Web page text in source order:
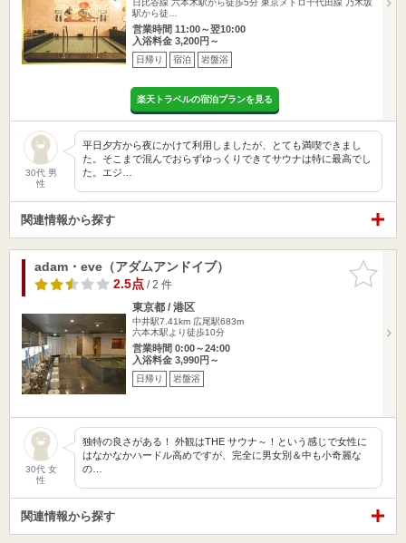
日比谷線 六本木駅から徒歩5分 東京メトロ千代田線 乃木坂
駅から徒…
営業時間 11:00～翌10:00
入浴料金 3,200円～
日帰り 宿泊 岩盤浴
楽天トラベルの宿泊プランを見る
30代 男
性
平日夕方から夜にかけて利用しましたが、とても満喫できまし
た。そこまで混んでおらずゆっくりできてサウナは特に最高でし
た。エジ…
関連情報から探す
お気に入
りに追加
adam・eve（アダムアンドイブ）
2.5点/ 2 件
東京都 / 港区
中井駅7.41km 広尾駅683m
六本木駅より徒歩10分
営業時間 0:00～24:00
入浴料金 3,990円～
日帰り 岩盤浴
30代 女
性
独特の良さがある！ 外観はTHE サウナ～！という感じで女性に
はなかなかハードル高めですが、完全に男女別＆中も小奇麗な
の…
関連情報から探す